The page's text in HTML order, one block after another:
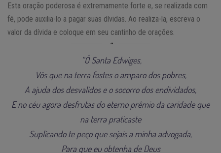
Esta oração poderosa é extremamente forte e, se realizada com
fé, pode auxilia-lo a pagar suas dívidas. Ao realiza-la, escreva o
valor da dívida e coloque em seu cantinho de orações.
“Ó Santa Edwiges,
Vós que na terra fostes o amparo dos pobres,
A ajuda dos desvalidos e o socorro dos endividados,
E no céu agora desfrutas do eterno prêmio da caridade que
na terra praticaste
Suplicando te peço que sejais a minha advogada,
Para que eu obtenha de Deus